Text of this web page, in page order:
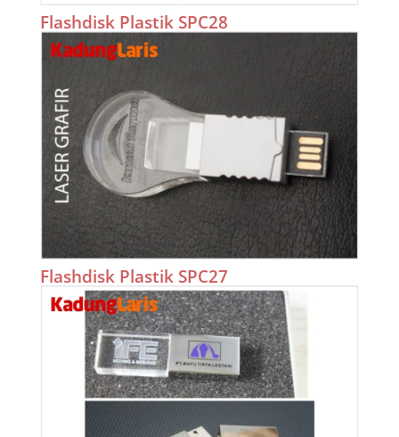
Flashdisk Plastik SPC28
Flashdisk Plastik SPC27